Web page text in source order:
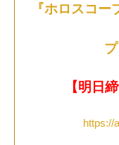
『ホロスコー
【明日締
https://